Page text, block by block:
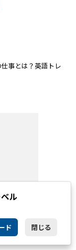
事とは？英語トレ
ル
ド 閉じる